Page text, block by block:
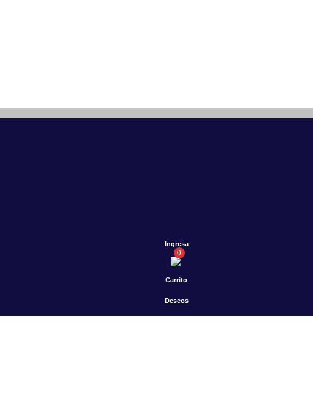
Ingresa
0
Carrito
Deseos